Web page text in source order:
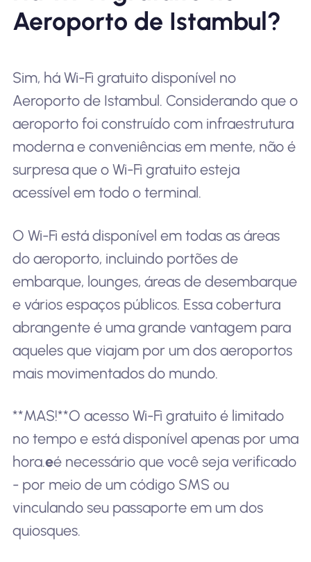
Aeroporto de Istambul?
Sim, há Wi-Fi gratuito disponível no
Aeroporto de Istambul. Considerando que o
aeroporto foi construído com infraestrutura
moderna e conveniências em mente, não é
surpresa que o Wi-Fi gratuito esteja
acessível em todo o terminal.
O Wi-Fi está disponível em todas as áreas
do aeroporto, incluindo portões de
embarque, lounges, áreas de desembarque
e vários espaços públicos. Essa cobertura
abrangente é uma grande vantagem para
aqueles que viajam por um dos aeroportos
mais movimentados do mundo.
**MAS!**O acesso Wi-Fi gratuito é limitado
no tempo e está disponível apenas por uma
hora.eé necessário que você seja verificado
- por meio de um código SMS ou
vinculando seu passaporte em um dos
quiosques.